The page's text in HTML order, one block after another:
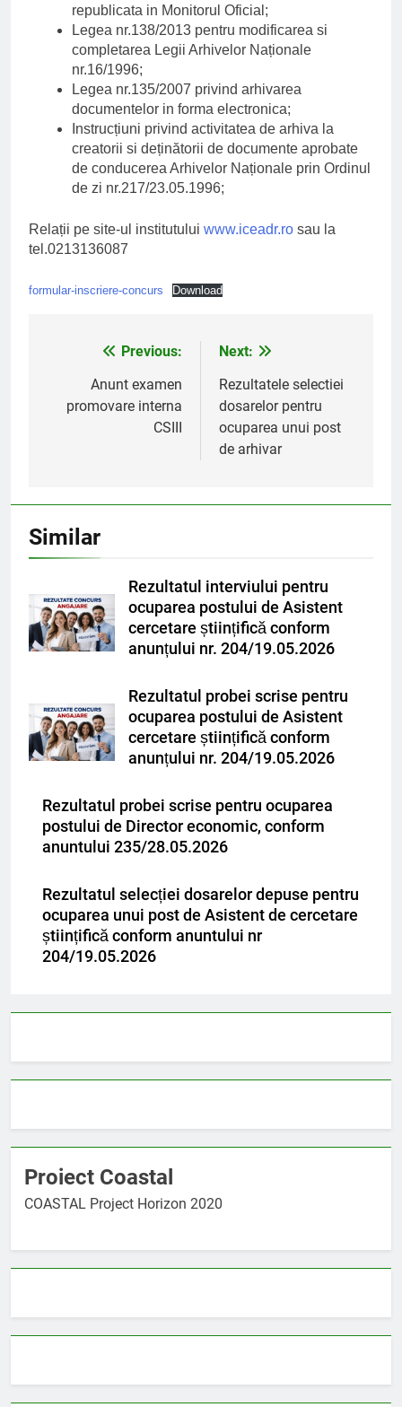
republicata in Monitorul Oficial;
Legea nr.138/2013 pentru modificarea si
completarea Legii Arhivelor Naționale
nr.16/1996;
Legea nr.135/2007 privind arhivarea
documentelor in forma electronica;
Instrucțiuni privind activitatea de arhiva la
creatorii si deținătorii de documente aprobate
de conducerea Arhivelor Naționale prin Ordinul
de zi nr.217/23.05.1996;
Relații pe site-ul institutului www.iceadr.ro sau la
tel.0213136087
formular-inscriere-concurs Download
navigation
Previous:
Anunt examen
promovare interna
CSIII
Next:
Rezultatele selectiei
dosarelor pentru
ocuparea unui post
de arhivar
Similar
Rezultatul interviului pentru
ocuparea postului de Asistent
cercetare științifică conform
anunțului nr. 204/19.05.2026
Rezultatul probei scrise pentru
ocuparea postului de Asistent
cercetare științifică conform
anunțului nr. 204/19.05.2026
Rezultatul probei scrise pentru ocuparea
postului de Director economic, conform
anuntului 235/28.05.2026
Rezultatul selecției dosarelor depuse pentru
ocuparea unui post de Asistent de cercetare
științifică conform anuntului nr
204/19.05.2026
Proiect Coastal
COASTAL Project Horizon 2020